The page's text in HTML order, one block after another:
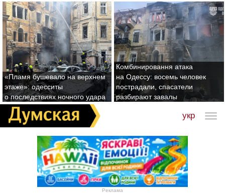
«Пламя бушевало на верхнем
этаже»: одесситы
о последствиях ночного удара
Комбинировання атака
на Одессу: восемь человек
пострадали, спасатели
разбирают завалы
укр
Реклама